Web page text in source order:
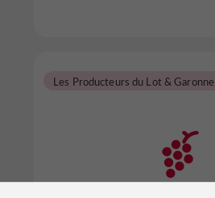
Les Producteurs du Lot & Garonne